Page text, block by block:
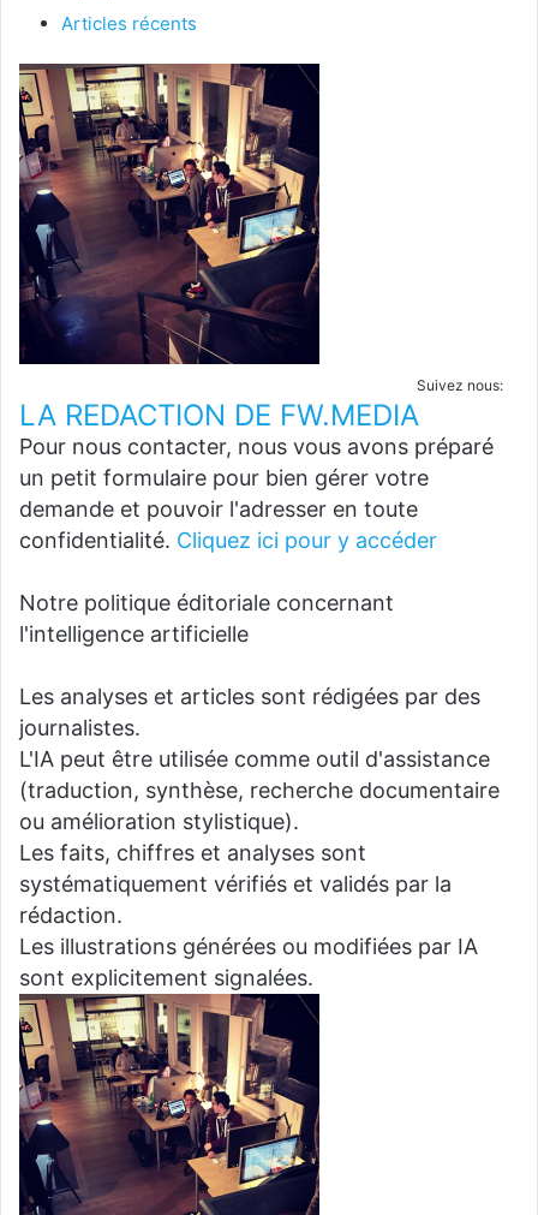
Articles récents
Suivez nous:
LA REDACTION DE FW.MEDIA
Pour nous contacter, nous vous avons préparé
un petit formulaire pour bien gérer votre
demande et pouvoir l'adresser en toute
confidentialité. Cliquez ici pour y accéder
Notre politique éditoriale concernant
l'intelligence artificielle
Les analyses et articles sont rédigées par des
journalistes.
L'IA peut être utilisée comme outil d'assistance
(traduction, synthèse, recherche documentaire
ou amélioration stylistique).
Les faits, chiffres et analyses sont
systématiquement vérifiés et validés par la
rédaction.
Les illustrations générées ou modifiées par IA
sont explicitement signalées.